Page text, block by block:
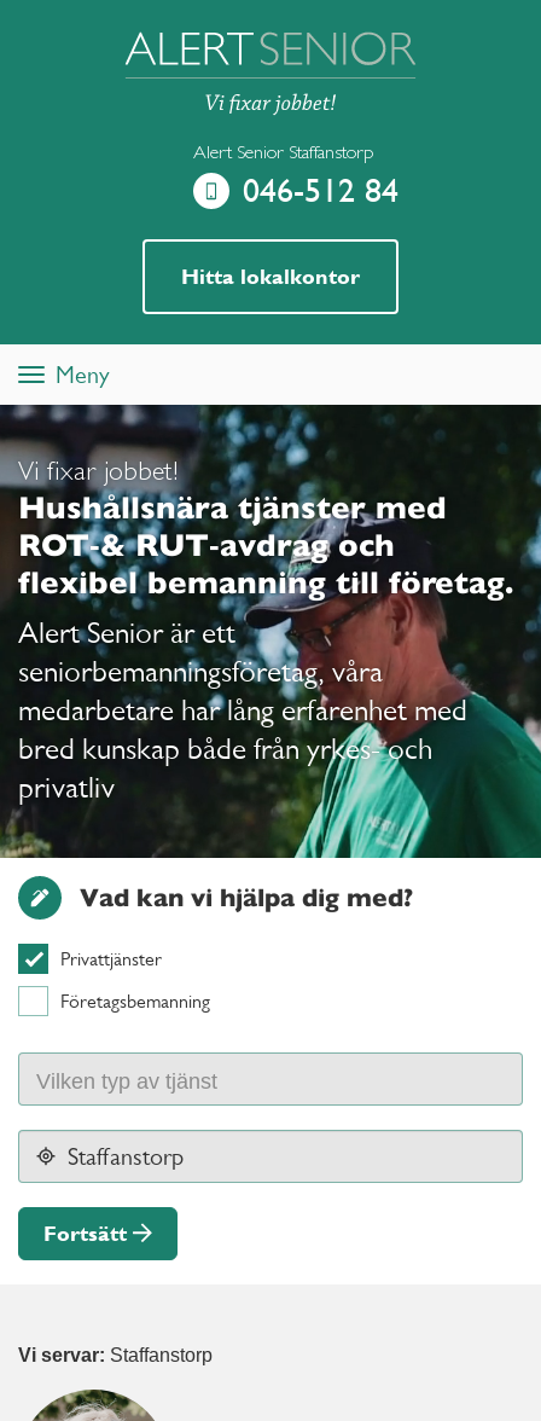
Alert Senior Staffanstorp
046-512 84
Hitta lokalkontor
ToggleMeny
Vi fixar jobbet!
Hushållsnära tjänster med
ROT‑& RUT‑avdrag och
flexibel bemanning till företag.
Alert Senior är ett
seniorbemanningsföretag, våra
medarbetare har lång erfarenhet med
bred kunskap både från yrkes- och
privatliv
Vad kan vi hjälpa dig med?
Privattjänster
Företagsbemanning
Fortsätt
Vi servar: Staffanstorp